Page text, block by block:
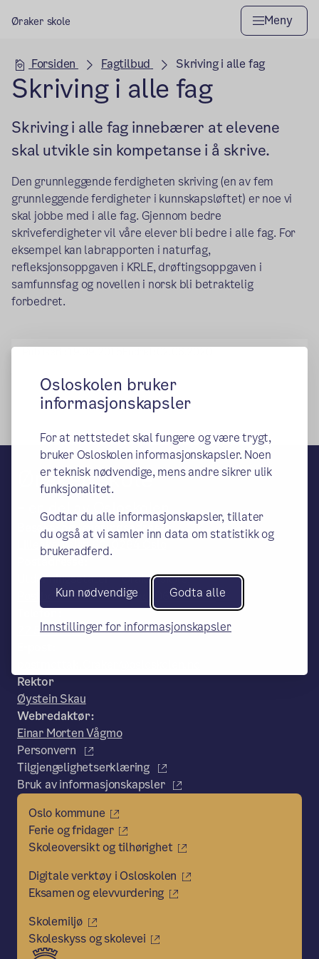
Osloskolen bruker
informasjonskapsler
For at nettstedet skal fungere og være trygt,
bruker Osloskolen informasjonskapsler. Noen
er teknisk nødvendige, mens andre sikrer ulik
funksjonalitet.
Godtar du alle informasjonskapsler, tillater
du også at vi samler inn data om statistikk og
brukeradferd.
Kun nødvendige Godta alle
Innstillinger for informasjonskapsler
Øraker skole Meny
Hovedseksjon
Forsiden Fagtilbud Skriving i alle fag
Skriving i alle fag
Skriving i alle fag innebærer at elevene
skal utvikle sin kompetanse i å skrive.
Den grunnleggende ferdigheten skriving (en av fem
grunnleggende ferdigheter i kunnskapsløftet) er noe vi
skal jobbe med i alle fag. Gjennom bedre
skriveferdigheter vil våre elever bli bedre i alle fag. For
eksempel kan labrapporten i naturfag,
refleksjonsoppgaven i KRLE, drøftingsoppgaven i
samfunnsfag og novellen i norsk bli betraktelig
forbedret.
Publisert:19.09.2015Endret:02.06.2020
Øraker skole
– en del av Osloskolen
Besøks- og leveringsadresse:
Lilleakerveien 60, 0284 Oslo
Utdanningsetaten – Øraker skole,
Postboks 6127 Etterstad, 0602 OSLO
Telefon:
22 51 02 60
Rektor
Øystein Skau
Webredaktør:
Einar Morten Vågmo
Personvern
Tilgjengelighetserklæring
Bruk av informasjonskapsler
Oslo kommune
Ferie og fridager
Skoleoversikt og tilhørighet
Digitale verktøy i Osloskolen
Eksamen og elevvurdering
Skolemiljø
Skoleskyss og skolevei